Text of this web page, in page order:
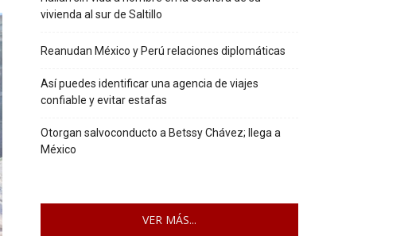
vivienda al sur de Saltillo
Reanudan México y Perú relaciones diplomáticas
Así puedes identificar una agencia de viajes
confiable y evitar estafas
Otorgan salvoconducto a Betssy Chávez; llega a
México
VER MÁS...